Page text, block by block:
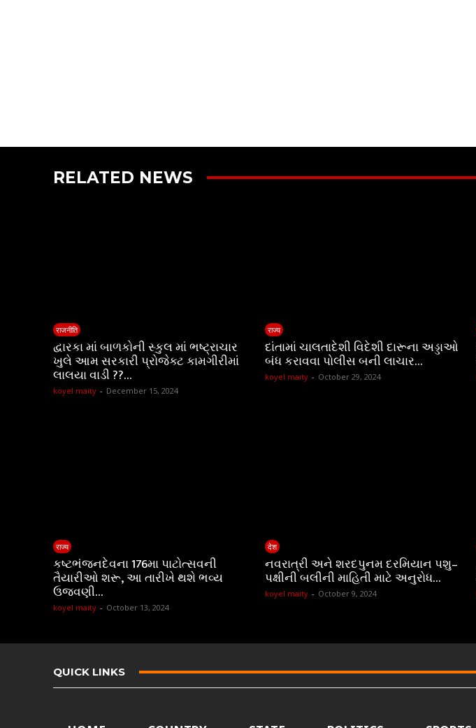
RELATED NEWS
राजनीति
દ્વારકા માં બાળકોની સ્કુલ માં ભષ્ટ્રાચાર
ખુલે આમ સરકારી પ્રોજેક્ટ કામગીરીમાં
લાલયા વાડી ??…
koyel maity - December 15, 2024
राज्य
દાંતામાં ચાલતાદેશી વિદેશી દારૂના અડ્ડાઓ
બંધ કરાવવા પોલીસ બની લાચાર…
koyel maity - October 29, 2024
राज्य
કષ્ટભંજનદેવના 176મા પાટોત્સવની
તૈયારીઓ શરૂ, આ તારીખે થશે ભવ્ય
ઉજવણી…
koyel maity - October 13, 2024
देश
નવરાત્રી અને શરદપુનમ દરમિયાન પશુ–
પક્ષીની બલીની માહિતી માટે અનુરોધ…
koyel maity - October 9, 2024
QUICK LINKS